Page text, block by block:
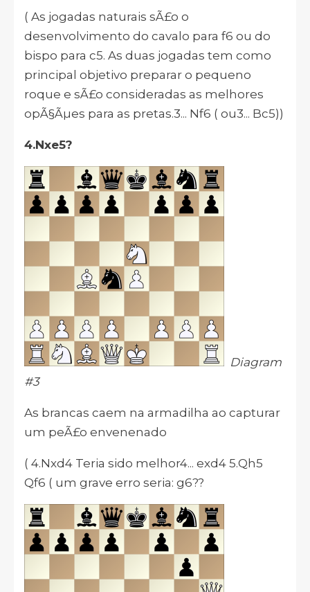
( As jogadas naturais sÃ£o o
desenvolvimento do cavalo para f6 ou do
bispo para c5. As duas jogadas tem como
principal objetivo preparar o pequeno
roque e sÃ£o consideradas as melhores
opÃ§Ãµes para as pretas.3... Nf6 ( ou3... Bc5))
4.Nxe5?
Diagram
#3
As brancas caem na armadilha ao capturar
um peÃ£o envenenado
( 4.Nxd4 Teria sido melhor4... exd4 5.Qh5
Qf6 ( um grave erro seria: g6??